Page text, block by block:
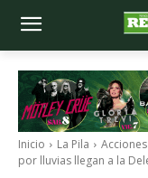
Inicio La Pila
por lluvias llegan a la